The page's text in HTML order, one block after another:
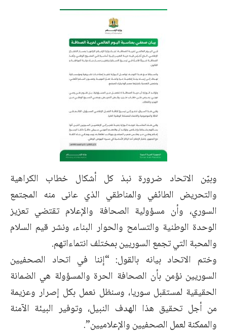
وبيّن الاتحاد ضرورة نبذ كل أشكال خطاب الكراهية
والتحريض الطائفي ‏والمناطقي الذي عانى منه المجتمع
السوري، وأن مسؤولية الصحافة ‏والإعلام تقتضي تعزيز
الوحدة الوطنية والتسامح والحوار البناء، ونشر قيم ‏السلام
والمحبة التي تجمع السوريين بمختلف انتماءاتهم.
وختم الاتحاد بيانه بالقول: “إننا في اتحاد الصحفيين
السوريين نؤمن بأن ‏الصحافة الحرة والمسؤولة هي الضمانة
الحقيقية لمستقبل سوريا، وسنظل ‏نعمل بكل إصرار وعزيمة
من أجل تحقيق هذا الهدف النبيل، وتوفير البيئة ‏الآمنة
والممكنة لعمل الصحفيين والإعلاميين”.